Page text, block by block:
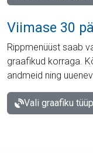
Viimase 30
Rippmenüüst saab
graafikud korraga.
andmeid ning
Vali graafiku tüüp